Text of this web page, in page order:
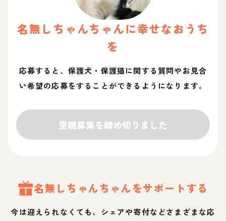
名無しちゃんちゃんに幸せなおうち
を
応募すると、保護犬・保護猫に関する質問やお見合
い希望の応募をすることができるようになります。
里親募集を締め切りました
名無しちゃんちゃんをサポートする
今は迎えられなくても、シェアや寄付などさまざまな応